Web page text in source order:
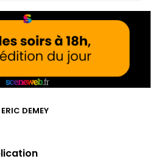
ERIC DEMEY